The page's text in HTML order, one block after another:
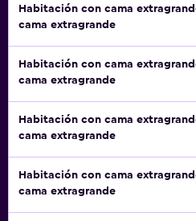
Habitación con cama
cama extragrande
Habitación con cama
cama extragrande
Habitación con cama
cama extragrande
Habitación con cama
cama extragrande